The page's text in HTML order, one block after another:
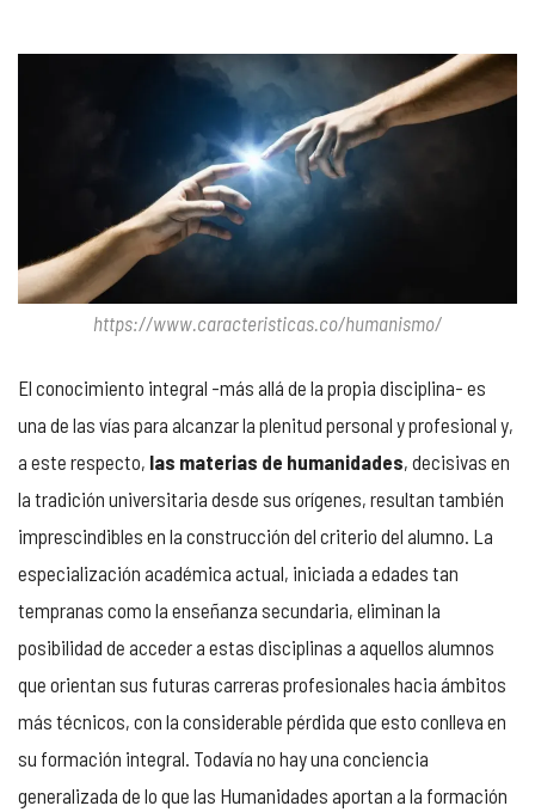
https://www.caracteristicas.co/humanismo/
El conocimiento integral -más allá de la propia disciplina- es
una de las vías para alcanzar la plenitud personal y profesional y,
a este respecto, las materias de humanidades, decisivas en
la tradición universitaria desde sus orígenes, resultan también
imprescindibles en la construcción del criterio del alumno. La
especialización académica actual, iniciada a edades tan
tempranas como la enseñanza secundaria, eliminan la
posibilidad de acceder a estas disciplinas a aquellos alumnos
que orientan sus futuras carreras profesionales hacia ámbitos
más técnicos, con la considerable pérdida que esto conlleva en
su formación integral. Todavía no hay una conciencia
generalizada de lo que las Humanidades aportan a la formación